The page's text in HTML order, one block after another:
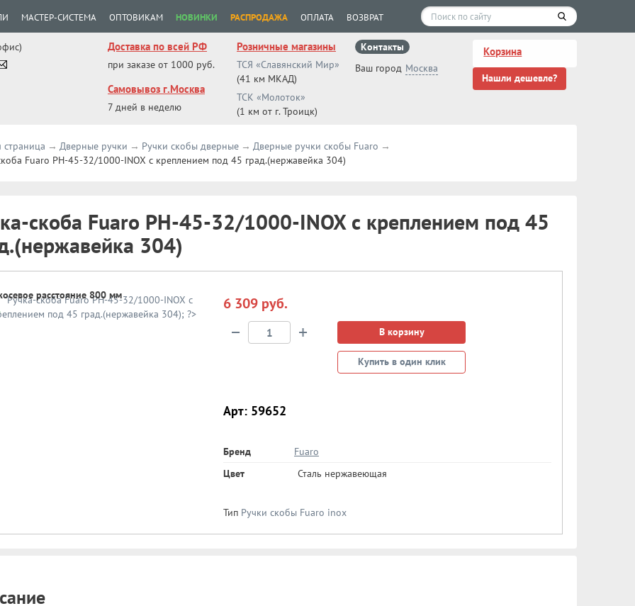
МАСТЕР-СИСТЕМА ОПТОВИКАМ НОВИНКИ РАСПРОДАЖА ОПЛАТА ВОЗВРАТ
Доставка по всей РФ
при заказе от 1000 руб.
Самовывоз г.Москва
7 дней в неделю
Розничные магазины
ТСЯ «Славянский Мир»
(41 км МКАД)
ТСК «Молоток»
(1 км от г. Троицк)
Контакты
Ваш город Москва
Корзина
Нашли дешевле?
страница Дверные ручки Ручки скобы дверные
Дверные ручки скобы Fuaro
Fuaro PH-45-32/1000-INOX с креплением под 45 град.(нержавейка 304)
скоба Fuaro PH-45-32/1000-INOX с креплением под 45
304)
расстояние 800 мм 6 309 руб.
− + В корзину
Купить в один клик
Арт: 59652
Бренд
Fuaro
Цвет
Сталь нержавеющая
Тип Ручки скобы Fuaro inox